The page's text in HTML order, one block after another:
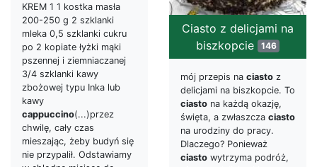
KREM 1 1 kostka masła
200-250 g 2 szklanki
mleka 0,5 szklanki cukru
po 2 kopiate łyżki mąki
pszennej i ziemniaczanej
3/4 szklanki kawy
zbożowej typu Inka lub
kawy
cappuccino(...)przez
chwilę, cały czas
mieszając, żeby budyń się
nie przypalił. Odstawiamy
Ciasto z delicjami na
biszkopcie
146
mój przepis na ciasto z
delicjami na biszkopcie. To
ciasto na każdą okazję,
święta, a zwłaszcza ciasto
na urodziny do pracy.
Dlaczego? Ponieważ
ciasto wytrzyma podróż,